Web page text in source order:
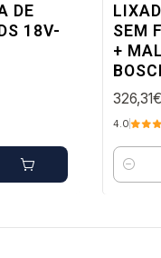
DE
18V-
SEM
+
326,31€
4.0